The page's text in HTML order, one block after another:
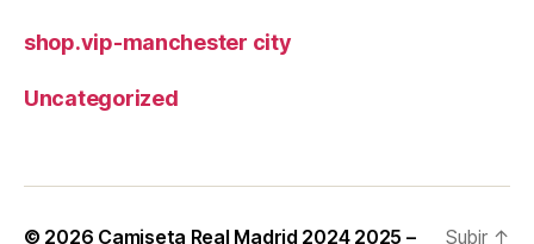
shop.vip-manchester city
Uncategorized
© 2026 Camiseta Real Madrid 2024 2025 – Subir ↑